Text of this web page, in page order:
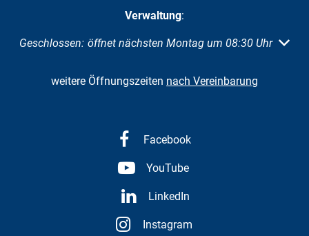
Verwaltung:
Klicken, um weitere Öffnungs- oder Schließzeiten
Geschlossen: öffnet nächsten Montag um 08:30 Uhr
weitere Öffnungszeiten nach Vereinbarung
Facebook
YouTube
LinkedIn
Instagram